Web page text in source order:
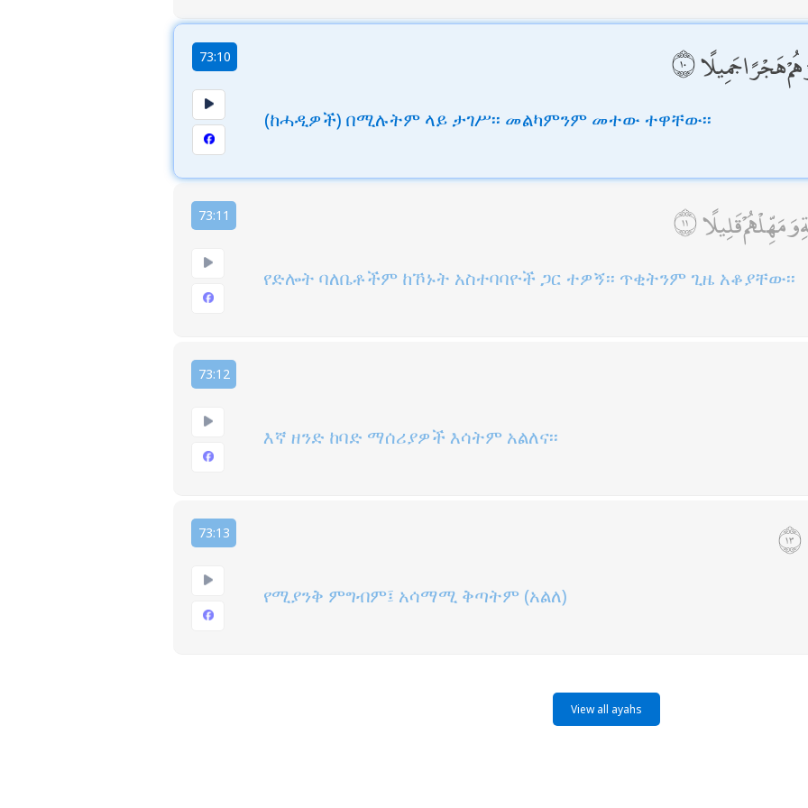
73:10 هَجْرًا جَمِيلًا
(ከሓዲዎች) በሚሉትም ላይ ታገሥ፡፡ መልካምንም መተው ተዋቸው፡፡
73:11 قَلِيلًا
የድሎት ባለቤቶችም ከኾኑት አስተባባዮች ጋር ተዎኝ፡፡ ጥቂትንም ጊዜ አቆያቸው፡፡
73:12
እኛ ዘንድ ከባድ ማሰሪያዎች እሳትም አልለና፡፡
73:13
የሚያንቅ ምግብም፤ አሳማሚ ቅጣትም (አልለ)
View all ayahs